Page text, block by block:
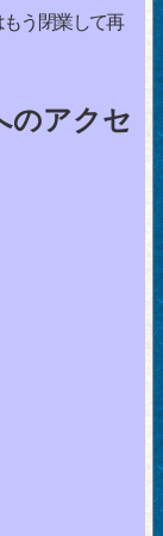
う閉業して再
のアクセ